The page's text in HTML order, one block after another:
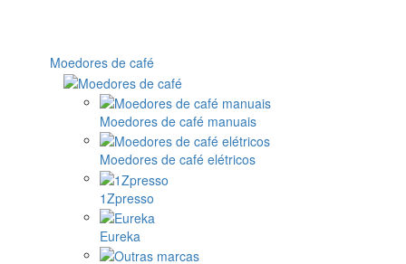
Moedores de café
Moedores de café manuais
Moedores de café elétricos
1Zpresso
Eureka